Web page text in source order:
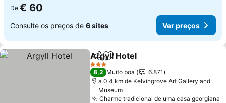
De € 60
Consulte os preços de 6 sites Ver preços
PartilharAdicionar aos favoritos
Argyll Hotel
3 Estrelas
8,2 Muito boa
6.871
a 0.4 km de Kelvingrove Art Gallery and
Museum
Charme tradicional de uma casa georgiana